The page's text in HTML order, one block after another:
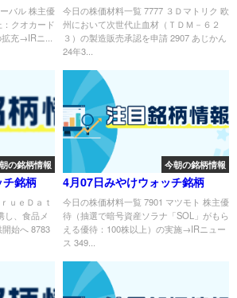
バル 株主優
クオカード
充→IRニ...
今日の株価材料一覧 7777 ３Ｄマトリク 欧
州において次世代止血材（ＴＤＭ－６２
３）の製造販売承認を申請 2907 あじかん
24年3...
の銘柄情報
銘柄
ｕｅＤａｔ
し、食品メ
始へ 8783
今朝の銘柄情報
4月07日みやけウォッチ銘柄
今日の株価材料一覧 7901 マツモト 株主優
待（抽選で暗号資産ソラナ「SOL」がもら
える優待：100株以上）の実施→IRニュー
ス 349...